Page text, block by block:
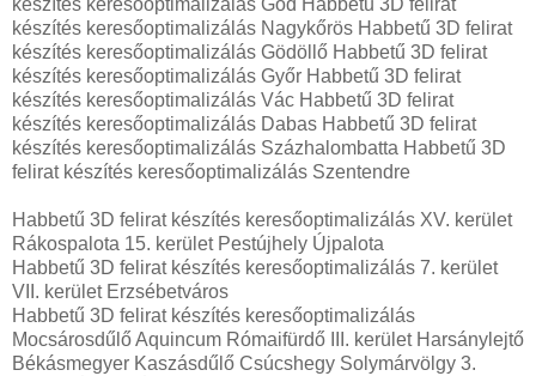
készítés keresőoptimalizálás Nagykőrös Habbetű 3D felirat
készítés keresőoptimalizálás Gödöllő Habbetű 3D felirat
készítés keresőoptimalizálás Győr Habbetű 3D felirat
készítés keresőoptimalizálás Vác Habbetű 3D felirat
készítés keresőoptimalizálás Dabas Habbetű 3D felirat
készítés keresőoptimalizálás Százhalombatta Habbetű 3D
felirat készítés keresőoptimalizálás Szentendre
Habbetű 3D felirat készítés keresőoptimalizálás XV. kerület
Rákospalota 15. kerület Pestújhely Újpalota
Habbetű 3D felirat készítés keresőoptimalizálás 7. kerület
VII. kerület Erzsébetváros
Habbetű 3D felirat készítés keresőoptimalizálás
Mocsárosdűlő Aquincum Rómaifürdő III. kerület Harsánylejtő
Békásmegyer Kaszásdűlő Csúcshegy Solymárvölgy 3.